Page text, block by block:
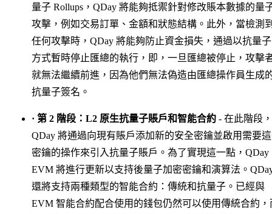
量子 Rollups，QDay 將能夠抵禦針對修改賬本數據的量
攻擊，例如交易訂單、金額和狀態結構。此外，當檢測
任何攻擊時，QDay 將能夠防止資金損失，通過以抗量
方式暫時停止匯總的執行，即，一旦匯總被停止，攻擊
就無法繼續前進，因為他們無法偽造由匯總操作員生成
抗量子簽名。
· 第 2 階段：L2 原生抗量子賬戶和智能合約 - 在此階段，
QDay 將通過向現有賬戶添加新的安全密鑰並啟用需要
密鑰的操作來引入抗量子賬戶。為了實現這一點，QDay
EVM 將進行更新以支持後量子加密密鑰和演算法。
還將支持兩種類型的智能合約：傳統和抗量子。已經與
EVM 智能合約配合使用的錢包仍然可以使用傳統合約，